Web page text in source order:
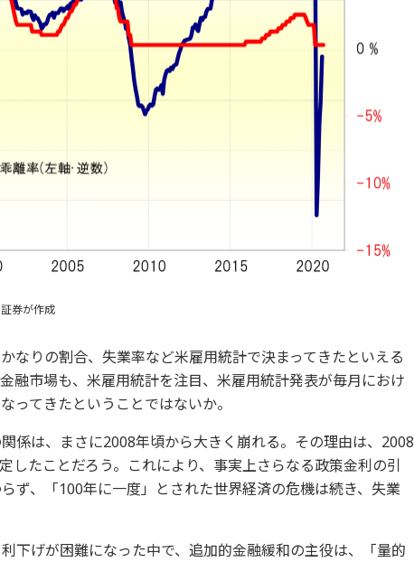
券が作成
なりの割合、失業率など米雇用統計で決まってきたといえる
融市場も、米雇用統計を注目、米雇用統計発表が毎月におけ
ってきたということではないか。
係は、まさに2008年頃から大きく崩れる。その理由は、2008
したことだろう。これにより、事実上さらなる政策金利の引
ず、「100年に一度」とされた世界経済の危機は続き、失業
下げが困難になった中で、追加的金融緩和の主役は、「量的